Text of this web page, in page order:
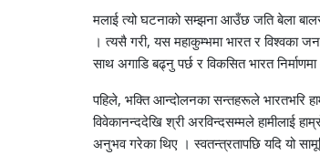
मलाई त्यो घटनाको सम्झना आउँछ जति बेला
। त्यसै गरी, यस महाकुम्भमा भारत र विश्वका
साथ अगाडि बढ्नु पर्छ र विकसित भारत
पहिले, भक्ति आन्दोलनका सन्तहरूले भारतभरि
विवेकानन्ददेखि श्री अरविन्दसम्मले हामीलाई
अनुभव गरेका थिए । स्वतन्त्रतापछि यदि यो